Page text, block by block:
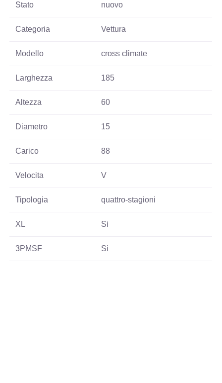
Stato nuovo
Categoria Vettura
Modello cross climate
Larghezza 185
Altezza 60
Diametro 15
Carico 88
Velocita V
Tipologia quattro-stagioni
XL Si
3PMSF Si